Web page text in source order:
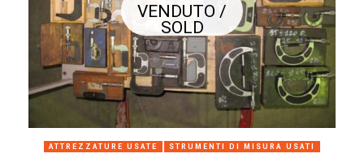
VENDUTO /
SOLD
ATTREZZATURE USATE STRUMENTI DI MISURA USATI